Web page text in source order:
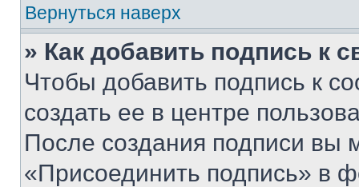
Вернуться наверх
» Как добавить подпись к
Чтобы добавить подпись к
создать ее в центре
После создания подписи вы
«Присоединить подпись» в